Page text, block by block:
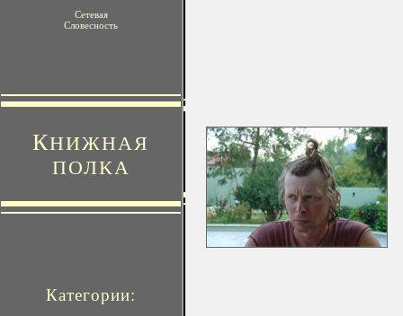
Сетевая
Словесность
КНИЖНАЯ
ПОЛКА
Категории: